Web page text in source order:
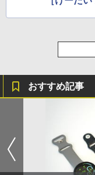
おすすめ記事